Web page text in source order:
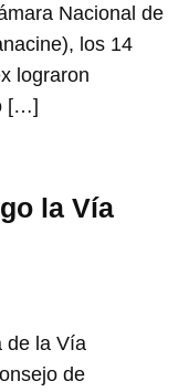
Nacional de
los 14
lograron
[…]
la Vía
de la Vía
de